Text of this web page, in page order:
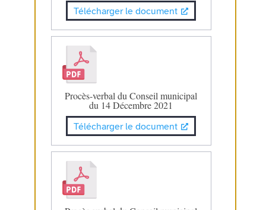
Télécharger le document
Procès-verbal du Conseil municipal
du 14 Décembre 2021
Télécharger le document